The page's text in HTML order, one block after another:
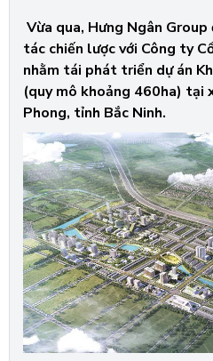
Vừa qua, Hưng Ngân
tác chiến lược với Công ty
nhằm tái phát triển dự án
(quy mô khoảng 460ha) tại
Phong, tỉnh Bắc Ninh.